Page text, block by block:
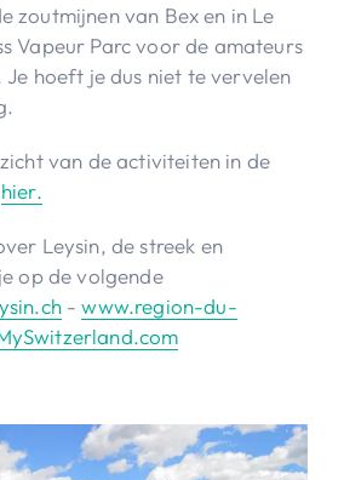
zoutmijnen van Bex en in Le
Vapeur Parc voor de amateurs
hoeft je dus niet te vervelen
van de activiteiten in de
hier.
Leysin, de streek en
op de volgende
-www.region-du-